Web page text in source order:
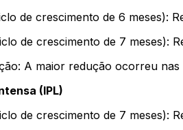
de crescimento de 6 meses):
de crescimento de 7 meses):
A maior redução ocorreu
(IPL)
de crescimento de 7 meses):